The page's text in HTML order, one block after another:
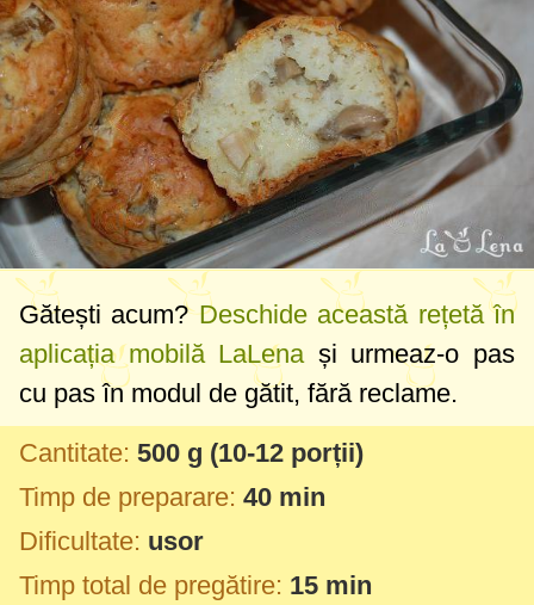
Gătești acum?Deschide această rețetă în
aplicația mobilă LaLena și urmeaz-o pas
cu pas în modul de gătit, fără reclame.
Cantitate: 500 g (10-12 porții)
Timp de preparare: 40 min
Dificultate: usor
Timp total de pregătire: 15 min